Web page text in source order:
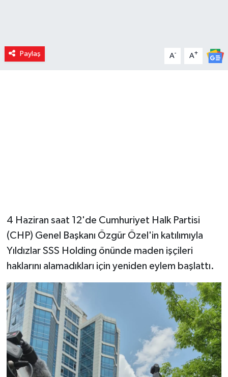
Paylaş A- A+
4 Haziran saat 12'de Cumhuriyet Halk Partisi
(CHP) Genel Başkanı Özgür Özel'in katılımıyla
Yıldızlar SSS Holding önünde maden işçileri
haklarını alamadıkları için yeniden eylem başlattı.